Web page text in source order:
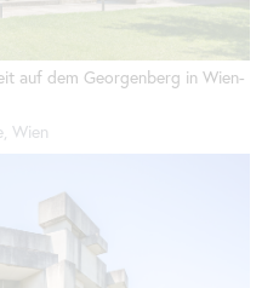
auf dem Georgenberg in Wien-
Wien